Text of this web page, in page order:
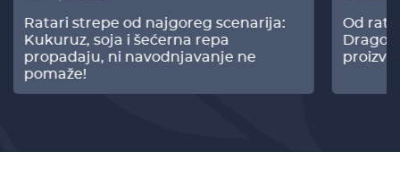
Ratari strepe od najgoreg scenarija:
Kukuruz, soja i šećerna repa
propadaju, ni navodnjavanje ne
pomaže!
Od